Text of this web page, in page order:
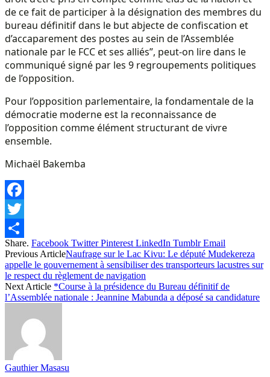
de ce fait de participer à la désignation des membres du
bureau définitif dans le but abjecte de confiscation et
d’accaparement des postes au sein de l’Assemblée
nationale par le FCC et ses alliés”, peut-on lire dans le
communiqué signé par les 9 regroupements politiques
de l’opposition.
Pour l’opposition parlementaire, la fondamentale de la
démocratie moderne est la reconnaissance de
l’opposition comme élément structurant de vivre
ensemble.
Michaël Bakemba
Facebook
Twitter
Share
Share. Facebook Twitter Pinterest LinkedIn Tumblr Email
Previous ArticleNaufrage sur le Lac Kivu: Le député Mudekereza
appelle le gouvernement à sensibiliser des transporteurs lacustres sur
le respect du règlement de navigation
Next Article *Course à la présidence du Bureau définitif de
l’Assemblée nationale : Jeannine Mabunda a déposé sa candidature
Gauthier Masasu